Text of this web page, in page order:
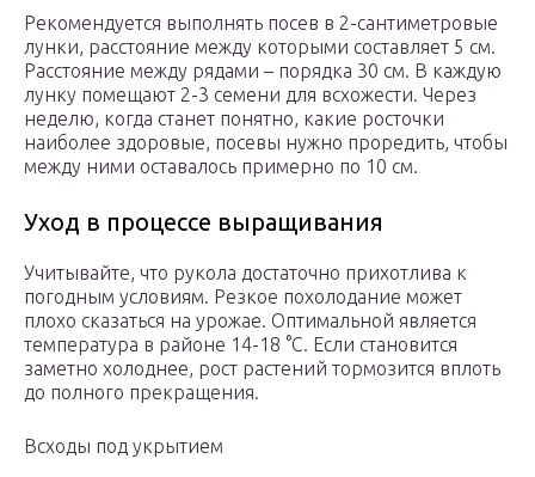
Рекомендуется выполнять посев в 2-сантиметровые
лунки, расстояние между которыми составляет 5 см.
Расстояние между рядами – порядка 30 см. В каждую
лунку помещают 2-3 семени для всхожести. Через
неделю, когда станет понятно, какие росточки
наиболее здоровые, посевы нужно проредить, чтобы
между ними оставалось примерно по 10 см.
Уход в процессе выращивания
Учитывайте, что рукола достаточно прихотлива к
погодным условиям. Резкое похолодание может
плохо сказаться на урожае. Оптимальной является
температура в районе 14-18 °C. Если становится
заметно холоднее, рост растений тормозится вплоть
до полного прекращения.
Всходы под укрытием